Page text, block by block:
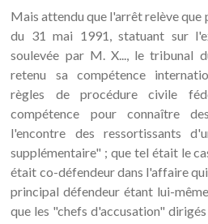
Mais attendu que l'arrêt relève que
du 31 mai 1991, statuant sur
soulevée par M. X..., le tribunal
retenu sa compétence
règles de procédure civile
compétence pour connaître
l'encontre des ressortissants
supplémentaire" ; que tel était le
était co-défendeur dans l'affaire
principal défendeur étant lui-
que les "chefs d'accusation"